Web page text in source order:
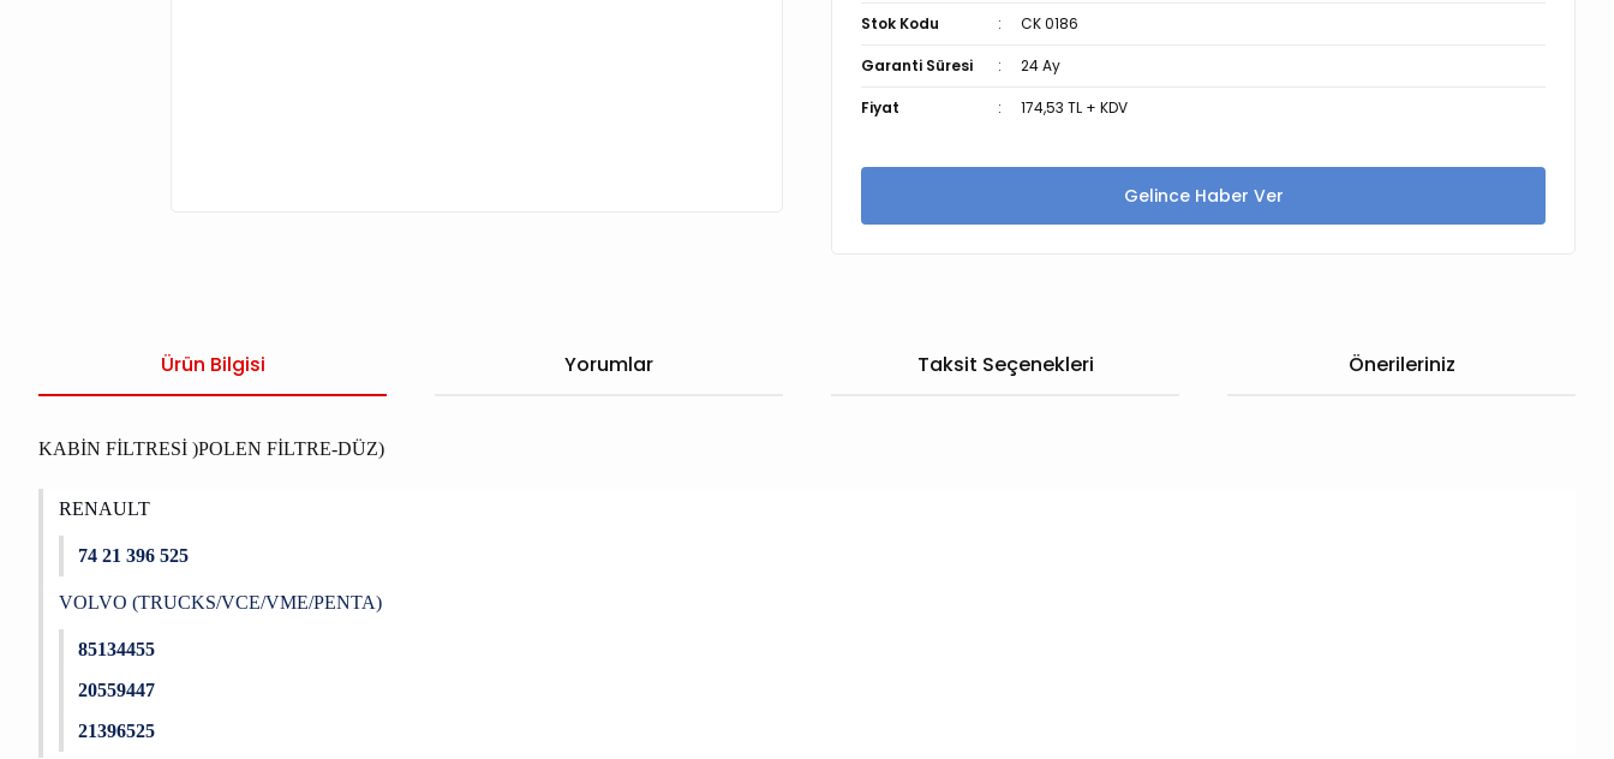
Stok Kodu CK 0186
Garanti Süresi 24 Ay
Fiyat 174,53 TL + KDV
Gelince Haber Ver
Ürün Bilgisi Yorumlar Taksit Seçenekleri Önerileriniz
KABİN FİLTRESİ )POLEN FİLTRE-DÜZ)
RENAULT
74 21 396 525
VOLVO (TRUCKS/VCE/VME/PENTA)
85134455
20559447
21396525